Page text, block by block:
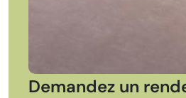
Demandez un